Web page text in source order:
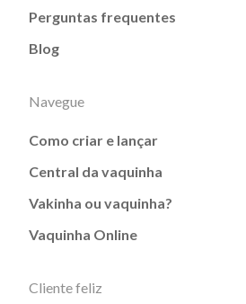
Perguntas frequentes
Blog
Navegue
Como criar e lançar
Central da vaquinha
Vakinha ou vaquinha?
Vaquinha Online
Cliente feliz